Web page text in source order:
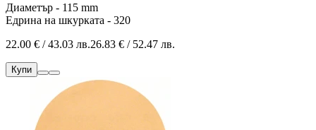
Диаметър - 115 mm
Едрина на шкурката - 320
22.00 € / 43.03 лв.26.83 € / 52.47 лв.
Купи